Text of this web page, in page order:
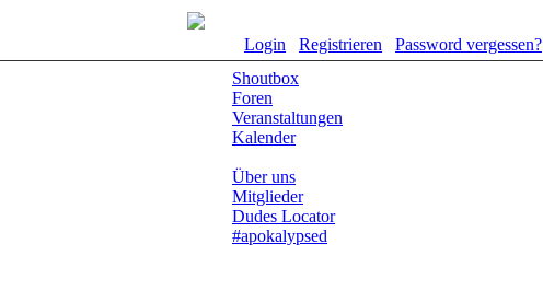
Login Registrieren Password vergessen?
Shoutbox
Foren
Veranstaltungen
Kalender
Über uns
Mitglieder
Dudes Locator
#apokalypsed